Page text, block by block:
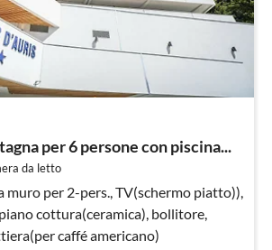
per 6 persone con piscina...
da letto
muro per 2-pers., TV(schermo piatto)),
cottura(ceramica), bollitore,
caffé americano)